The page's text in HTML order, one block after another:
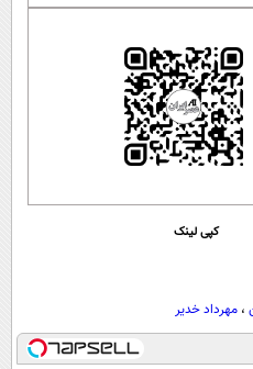
کپی لینک
، مهرداد خدیر